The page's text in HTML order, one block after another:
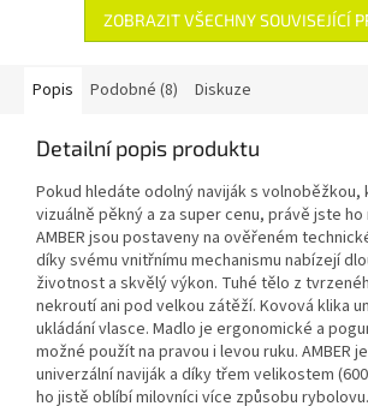
ZOBRAZIT VŠECHNY SOUVISEJÍCÍ
Popis Podobné (8) Diskuze
Detailní popis produktu
Pokud hledáte odolný naviják s volnoběžkou,
vizuálně pěkný a za super cenu, právě jste ho
AMBER jsou postaveny na ověřeném
díky svému vnitřnímu mechanismu nabízejí
životnost a skvělý výkon. Tuhé tělo z
nekroutí ani pod velkou zátěží. Kovová klika
ukládání vlasce. Madlo je ergonomické a
možné použít na pravou i levou ruku. AMBER
univerzální naviják a díky třem velikostem
ho jistě oblíbí milovníci více způsobu